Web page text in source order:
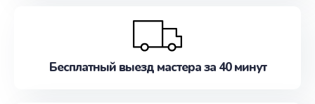
Бесплатный выезд мастера за 40 минут